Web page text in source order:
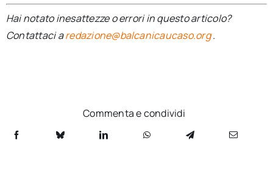
Hai notato inesattezze o errori in questo articolo?
Contattaci aredazione@balcanicaucaso.org.
Commenta e condividi